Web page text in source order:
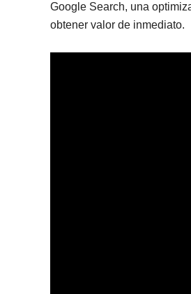
Google Search, una
obtener valor de inmediato.